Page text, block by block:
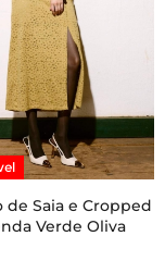
de Saia e Cropped
Verde Oliva